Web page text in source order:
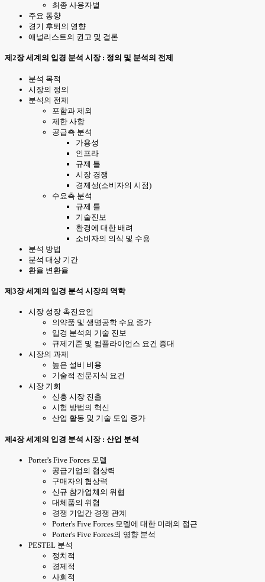
최종 사용자별
주요 동향
경기 후퇴의 영향
애널리스트의 권고 및 결론
제2장 세계의 입경 분석 시장 : 정의 및 분석의 전제
분석 목적
시장의 정의
분석의 전제
포함과 제외
제한 사항
공급측 분석
가용성
인프라
규제 틀
시장 경쟁
경제성(소비자의 시점)
수요측 분석
규제 틀
기술진보
환경에 대한 배려
소비자의 의식 및 수용
분석 방법
분석 대상 기간
환율 변환율
제3장 세계의 입경 분석 시장의 역학
시장 성장 촉진요인
의약품 및 생명공학 수요 증가
입경 분석의 기술 진보
규제기준 및 컴플라이언스 요건 증대
시장의 과제
높은 설비 비용
기술적 전문지식 요건
시장 기회
신흥 시장 진출
시험 방법의 혁신
산업 활동 및 기술 도입 증가
제4장 세계의 입경 분석 시장 : 산업 분석
Porter's Five Forces 모델
공급기업의 협상력
구매자의 협상력
신규 참가업체의 위협
대체품의 위협
경쟁 기업간 경쟁 관계
Porter's Five Forces 모델에 대한 미래의 접근
Porter's Five Forces의 영향 분석
PESTEL 분석
정치적
경제적
사회적